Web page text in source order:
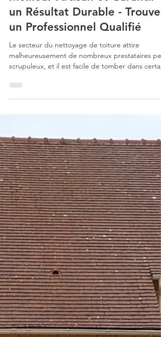
Nettoyage et Démoussage de
Toiture : Comment Choisir le
Meilleur Artisan et Garantir
un Résultat Durable - Trouver
un Professionnel Qualifié
Le secteur du nettoyage de toiture attire
scrupuleux, et il est facile de tomber dans
pièges si l’on n’est pas vigilant. L’un des premiers
bas. Un tarif trop alléchant cache souvent
l’utilisation de produits bon marché, comme la
javel ou le chlore, qui donnent une impression de
propreté rapide mais fragilisent en réalité les
tuiles. Ces substances corrosives rendent la toitur